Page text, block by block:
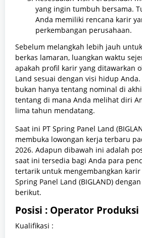
yang ingin tumbuh bersama.
Anda memiliki rencana karir
perkembangan perusahaan.
Sebelum melangkah lebih jauh
berkas lamaran, luangkan waktu
apakah profil karir yang ditawarkan
Land sesuai dengan visi hidup
bukan hanya tentang nominal di
tentang di mana Anda melihat diri
lima tahun mendatang.
Saat ini PT Spring Panel Land
membuka lowongan kerja terbaru
2026. Adapun dibawah ini adalah
saat ini tersedia bagi Anda para
tertarik untuk mengembangkan karir
Spring Panel Land (BIGLAND)
berikut.
Posisi : Operator Produksi
Kualifikasi :